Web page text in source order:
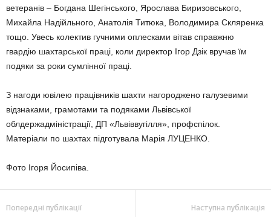
ветеранів – Богдана Шегінського, Ярослава Биризовського,
Михайла Надійльного, Анатолія Титюка, Володимира Скляренка
тощо. Увесь колектив гучними оплесками вітав справжню
гвардію шахтарської праці, коли директор Ігор Дзік вручав їм
подяки за роки сумлінної праці.
З нагоди ювілею працівників шахти нагороджено галузевими
відзнаками, грамотами та подяками Львівської
облдержадміністрації, ДП «Львіввугілля», профспілок.
Матеріали по шахтах підготувала Марія ЛУЦЕНКО.
Фото Ігоря Йосипіва.
Попередні публікації Наступна публікація